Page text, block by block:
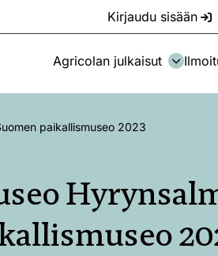
Kirjaudu sisään
Agricolan julkaisut
paikallismuseo 2023